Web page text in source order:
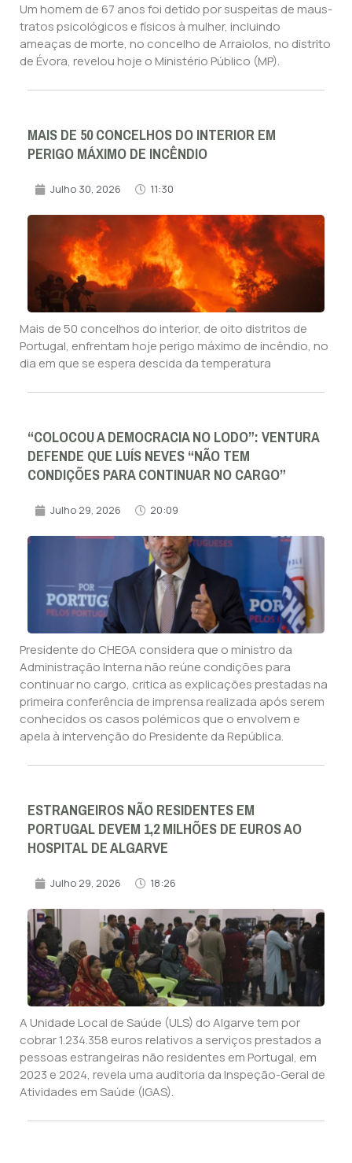
Um homem de 67 anos foi detido por suspeitas de maus-
tratos psicológicos e físicos à mulher, incluindo
ameaças de morte, no concelho de Arraiolos, no distrito
de Évora, revelou hoje o Ministério Público (MP).
MAIS DE 50 CONCELHOS DO INTERIOR EM
PERIGO MÁXIMO DE INCÊNDIO
Julho 30, 2026 11:30
Mais de 50 concelhos do interior, de oito distritos de
Portugal, enfrentam hoje perigo máximo de incêndio, no
dia em que se espera descida da temperatura
“COLOCOU A DEMOCRACIA NO LODO”: VENTURA
DEFENDE QUE LUÍS NEVES “NÃO TEM
CONDIÇÕES PARA CONTINUAR NO CARGO”
Julho 29, 2026 20:09
Presidente do CHEGA considera que o ministro da
Administração Interna não reúne condições para
continuar no cargo, critica as explicações prestadas na
primeira conferência de imprensa realizada após serem
conhecidos os casos polémicos que o envolvem e
apela à intervenção do Presidente da República.
ESTRANGEIROS NÃO RESIDENTES EM
PORTUGAL DEVEM 1,2 MILHÕES DE EUROS AO
HOSPITAL DE ALGARVE
Julho 29, 2026 18:26
A Unidade Local de Saúde (ULS) do Algarve tem por
cobrar 1.234.358 euros relativos a serviços prestados a
pessoas estrangeiras não residentes em Portugal, em
2023 e 2024, revela uma auditoria da Inspeção-Geral de
Atividades em Saúde (IGAS).